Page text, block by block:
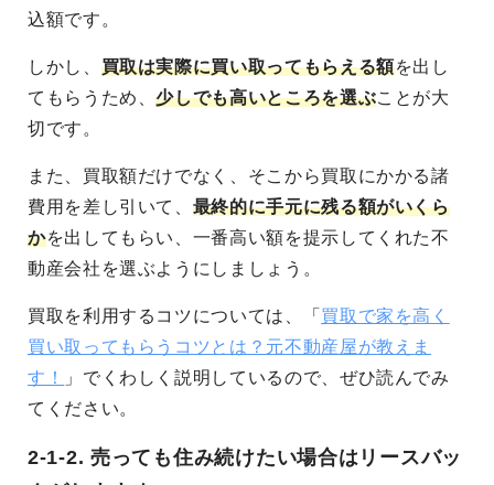
込額です。
しかし、 買取は実際に買い取ってもらえる額を出し
てもらうため、少しでも高いところを選ぶことが大
切です。
また、買取額だけでなく、そこから買取にかかる諸
費用を差し引いて、 最終的に手元に残る額がいくら
かを出してもらい、一番高い額を提示してくれた不
動産会社を選ぶようにしましょう。
買取を利用するコツについては、「 買取で家を高く
買い取ってもらうコツとは？元不動産屋が教えま
す！
」でくわしく説明しているので、ぜひ読んでみ
てください。
2-1-2. 売っても住み続けたい場合はリースバッ